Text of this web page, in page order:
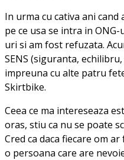
In urma cu cativa ani
pe ce usa se intra in
uri si am fost refuzata.
SENS (siguranta,
impreuna cu alte patru
Skirtbike.
Ceea ce ma intereseaza
oras, stiu ca nu se poate
Cred ca daca fiecare om
o persoana care are